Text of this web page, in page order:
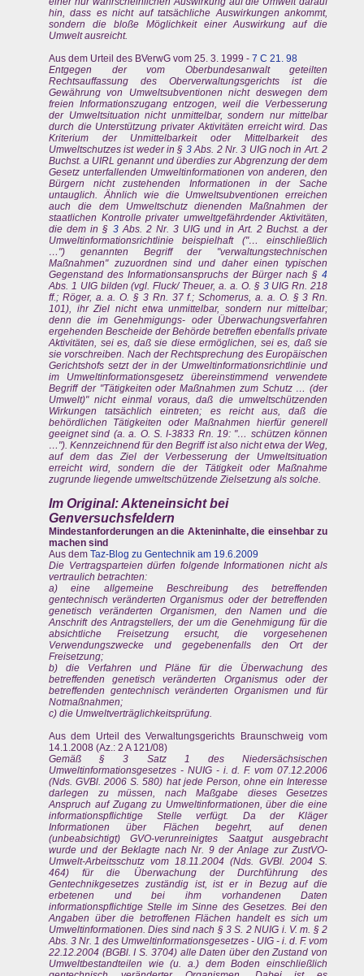
hin, dass es nicht auf tatsächliche Auswirkungen ankommt,
sondern die bloße Möglichkeit einer Auswirkung auf die
Umwelt ausreicht.
Aus dem Urteil des BVerwG vom 25. 3. 1999 - 7 C 21. 98
Entgegen der vom Oberbundesanwalt geteilten
Rechtsauffassung des Oberverwaltungsgerichts ist die
Gewährung von Umweltsubventionen nicht deswegen dem
freien Informationszugang entzogen, weil die Verbesserung
der Umweltsituation nicht unmittelbar, sondern nur mittelbar
durch die Unterstützung privater Aktivitäten erreicht wird. Das
Kriterium der Unmittelbarkeit oder Mittelbarkeit des
Umweltschutzes ist weder in § 3Abs. 2 Nr. 3 UIG noch in Art. 2
Buchst. a UIRL genannt und überdies zur Abgrenzung der dem
Gesetz unterfallenden Umweltinformationen von anderen, den
Bürgern nicht zustehenden Informationen in der Sache
untauglich. Ähnlich wie die Umweltsubventionen erreichen
auch die dem Umweltschutz dienenden Maßnahmen der
staatlichen Kontrolle privater umweltgefährdender Aktivitäten,
die dem in § 3Abs. 2 Nr. 3 UIG und in Art. 2 Buchst. a der
Umweltinformationsrichtlinie beispielhaft ("… einschließlich
…") genannten Begriff der "verwaltungstechnischen
Maßnahmen" zuzuordnen sind und daher einen typischen
Gegenstand des Informationsanspruchs der Bürger nach §4
Abs. 1 UIG bilden (vgl. Fluck/ Theuer, a. a. O. § 3UIG Rn. 218
ff.; Röger, a. a. O. § 3 Rn. 37 f.; Schomerus, a. a. O. § 3 Rn.
101), ihr Ziel nicht etwa unmittelbar, sondern nur mittelbar;
denn die im Genehmigungs- oder Überwachungsverfahren
ergehenden Bescheide der Behörde betreffen ebenfalls private
Aktivitäten, sei es, daß sie diese ermöglichen, sei es, daß sie
sie vorschreiben. Nach der Rechtsprechung des Europäischen
Gerichtshofs setzt der in der Umweltinformationsrichtlinie und
im Umweltinformationsgesetz übereinstimmend verwendete
Begriff der "Tätigkeiten oder Maßnahmen zum Schutz … (der
Umwelt)" nicht einmal voraus, daß die umweltschützenden
Wirkungen tatsächlich eintreten; es reicht aus, daß die
behördlichen Tätigkeiten oder Maßnahmen hierfür generell
geeignet sind (a. a. O. S. I-3833 Rn. 19: "… schützen können
…"). Kennzeichnend für den Begriff ist also nicht etwa der Weg,
auf dem das Ziel der Verbesserung der Umweltsituation
erreicht wird, sondern die der Tätigkeit oder Maßnahme
zugrunde liegende umweltschützende Zielsetzung als solche.
Im Original: Akteneinsicht bei
Genversuchsfeldern
Mindestanforderungen an die Akteninhalte, die einsehbar zu
machen sind
Aus dem Taz-Blog zu Gentechnik am 19.6.2009
Die Vertragsparteien dürfen folgende Informationen nicht als
vertraulich betrachten:
a) eine allgemeine Beschreibung des betreffenden
gentechnisch veränderten Organismus oder der betreffenden
genetisch veränderten Organismen, den Namen und die
Anschrift des Antragstellers, der um die Genehmigung für die
absichtliche Freisetzung ersucht, die vorgesehenen
Verwendungszwecke und gegebenenfalls den Ort der
Freisetzung;
b) die Verfahren und Pläne für die Überwachung des
betreffenden genetisch veränderten Organismus oder der
betreffenden gentechnisch veränderten Organismen und für
Notmaßnahmen;
c) die Umweltverträglichkeitsprüfung.
Aus dem Urteil des Verwaltungsgerichts Braunschweig vom
14.1.2008 (Az.: 2 A 121/08)
Gemäß § 3 Satz 1 des Niedersächsischen
Umweltinformationsgesetzes - NUIG - i. d. F. vom 07.12.2006
(Nds. GVBl. 2006 S. 580) hat jede Person, ohne ein Interesse
darlegen zu müssen, nach Maßgabe dieses Gesetzes
Anspruch auf Zugang zu Umweltinformationen, über die eine
informationspflichtige Stelle verfügt. Da der Kläger
Informationen über Flächen begehrt, auf denen
(unbeabsichtigt) GVO-verunreinigtes Saatgut ausgebracht
wurde und der Beklagte nach Nr. 9 der Anlage zur ZustVO-
Umwelt-Arbeitsschutz vom 18.11.2004 (Nds. GVBl. 2004 S.
464) für die Überwachung der Durchführung des
Gentechnikgesetzes zuständig ist, ist er in Bezug auf die
erbetenen und bei ihm vorhandenen Daten
informationspflichtige Stelle im Sinne des Gesetzes. Bei den
Angaben über die betroffenen Flächen handelt es sich um
Umweltinformationen. Dies sind nach § 3 S. 2 NUIG i. V. m. § 2
Abs. 3 Nr. 1 des Umweltinformationsgesetzes - UIG - i. d. F. vom
22.12.2004 (BGBl. I S. 3704) alle Daten über den Zustand von
Umweltbestandteilen wie (u. a.) dem Boden einschließlich